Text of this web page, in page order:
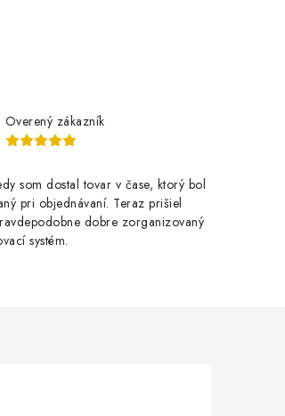
Overený zákazník
som dostal tovar v čase, ktorý bol
pri objednávaní. Teraz prišiel
dobre zorganizovaný
systém.